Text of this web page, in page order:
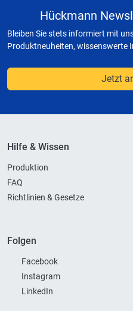
Hückmann
Bleiben Sie stets informiert mit
Produktneuheiten, wissenswerte
Jetzt
Hilfe & Wissen
Produktion
FAQ
Richtlinien & Gesetze
Folgen
Facebook
Instagram
LinkedIn